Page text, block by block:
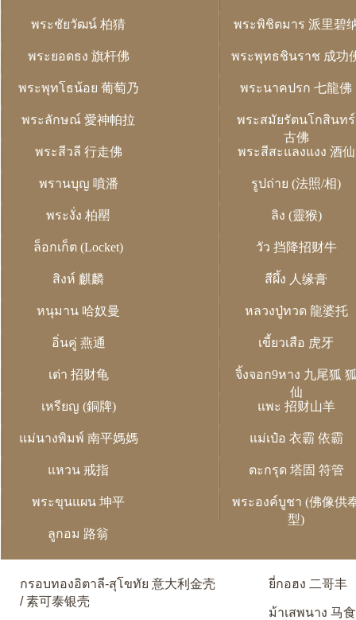
พระชัยวัฒน์ 柏猜 พระพิชิตมาร 派里碧
พระยอดธง 旗杆佛 พระพุทธชินราช 成功
พระพุทโธน้อย 葡萄乃 พระนาคปรก 七龍佛
พระลักษณ์ 愛神帕拉
พระสมัยรัตนโกสินทร์
古佛
พระสีวลี 行走佛
พระสีสะแลงแงง 酒仙
พรานบุญ 噴潘 รูปถ่าย (法照/相)
พระงั่ง 柏罌 ลิง (靈猴)
ล็อกเก็ต (Locket) วัว 挡降招财牛
สิงห์ 麒麟 สีผึ้ง 人缘膏
หนุมาน 哈奴曼 หลวงปู่ทวด 龍婆托
อิ่นคู่ 燕通 เขี้ยวเสือ 虎牙
เต่า 招财龟
จิ้งจอก9หาง 九尾狐
仙
เหรียญ (銅牌)
แพะ 招财山羊
แม่นางพิมพ์ 南平媽媽 แม่เป๋อ 衣霸 依霸
แหวน 戒指 ตะกรุด 塔固 符管
พระขุนแผน 坤平
พระองค์บูชา (佛像供
型)
ลูกอม 路翁
กรอบทองอิตาลี-สุโขทัย 意大利金壳
/ 素可泰银壳
ยี่กอฮง 二哥丰
ม้าเสพนาง 马